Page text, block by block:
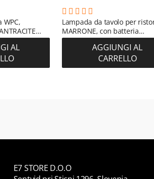
WPC,
AL
Lampada da tavolo per
MARRONE, con batteria
ricaricabile, 3600 mAh
AGGIUNGI AL
CARRELLO
E7 STORE D.O.O